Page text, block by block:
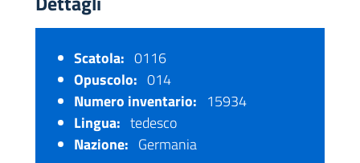
Scatola: 0116
Opuscolo: 014
Numero inventario: 15934
Lingua: tedesco
Nazione: Germania